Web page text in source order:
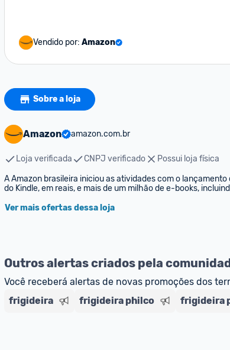
Vendido por: Amazon
Sobre a loja
Amazon amazon.com.br
Loja verificada CNPJ verificado
Possui loja física
A Amazon brasileira iniciou as atividades com o
do Kindle, em reais, e mais de um milhão de e-books,
Ver mais ofertas dessa loja
Outros alertas criados pela
Você receberá alertas de novas promoções dos
frigideira
frigideira philco frigideira